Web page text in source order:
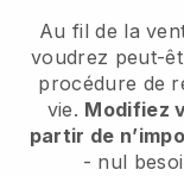
Au fil de la
voudrez peut-
procédure de
vie. Modifiez
partir de
- nul